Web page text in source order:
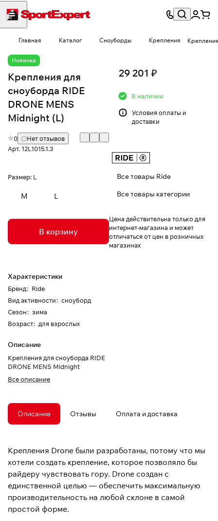
Главная Каталог Сноуборды Крепления
Новинка
Крепления для
сноуборда RIDE
DRONE MENS
Midnight (L)
0
Нет отзывов
Арт. 12L1015.1.3
Размер: L
M L
В корзину
Характеристики
Бренд: Ride
Вид активности: сноуборд
Сезон: зима
Возраст: для взрослых
Описание
Крепления для сноуборда RIDE
DRONE MENS Midnight
Все описание
29 201 ₽
В наличии
Условия оплаты и
доставки
Все товары Ride
Все товары категории
Цена действительна только для
интернет-магазина и может
отличаться от цен в розничных
магазинах
Описание Отзывы Оплата и доставка
Крепления Drone были разработаны, потому что мы
хотели создать крепление, которое позволяло бы
райдеру чувствовать гору. Drone создан с
единственной целью — обеспечить максимальную
производительность на любой склоне в самой
простой форме.